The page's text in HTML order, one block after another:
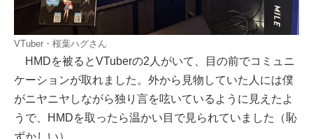
VTuber・桜葉ハグさん
HMDを被るとVTuberの2人がいて、目の前でコミュニ
ケーションが取れました。外から見物していた人には僕
がニヤニヤしながら独り言を呟いているように見えたよ
うで、HMDを取ったら温かい目で見られていました（恥
ずかしい）。